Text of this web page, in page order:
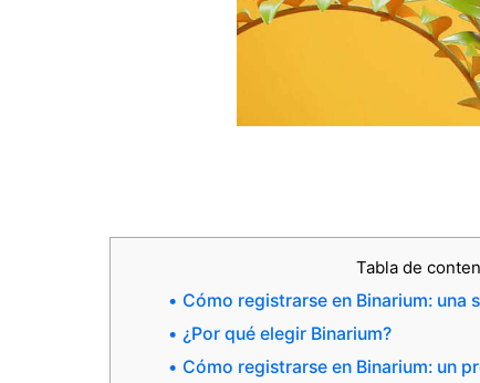
Tabla de
Cómo registrarse en Binarium: una
¿Por qué elegir Binarium?
Cómo registrarse en Binarium: un